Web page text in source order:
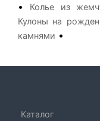
• Колье из
Кулоны на
камнями •
Каталог